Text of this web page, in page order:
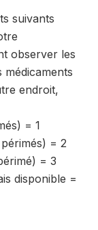
suivants
observer les
médicaments
endroit,
= 1
= 2
= 3
disponible =